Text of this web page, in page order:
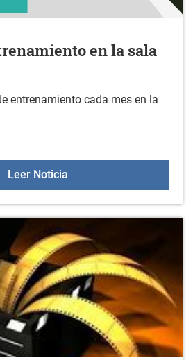
en la sala
entrenamiento cada mes en la
Leer NoticiaSesión de